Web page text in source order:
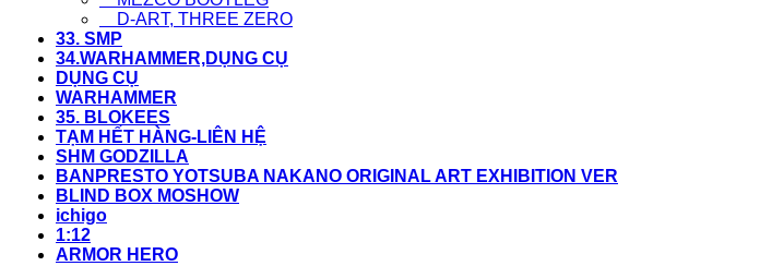
D-ART, THREE ZERO
33. SMP
34.WARHAMMER,DỤNG CỤ
DỤNG CỤ
WARHAMMER
35. BLOKEES
TẠM HẾT HÀNG-LIÊN HỆ
SHM GODZILLA
BANPRESTO YOTSUBA NAKANO ORIGINAL ART EXHIBITION VER
BLIND BOX MOSHOW
ichigo
1:12
ARMOR HERO